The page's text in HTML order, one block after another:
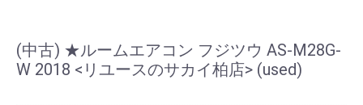
(中古) ★ルームエアコン フジツウ AS-M28G-
W 2018 <リユースのサカイ柏店> (used)